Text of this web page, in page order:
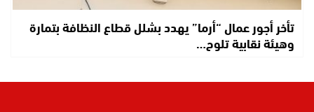
تأخر أجور عمال “أرما” يهدد بشلل قطاع النظافة بتمارة
وهيئة نقابية تلوح…